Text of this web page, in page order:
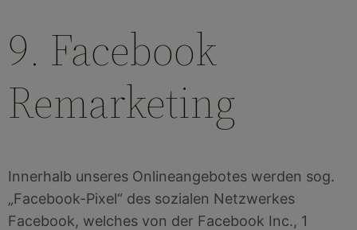
9. Facebook
Remarketing
Innerhalb unseres Onlineangebotes werden sog.
„Facebook-Pixel“ des sozialen Netzwerkes
Facebook, welches von der Facebook Inc., 1